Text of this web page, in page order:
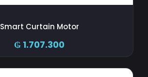
Smart Curtain Motor
₲ 1.707.300